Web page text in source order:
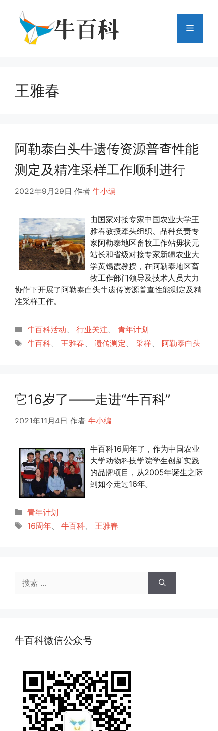
菜
王雅春
阿勒泰白头牛遗传资源普查性能
测定及精准采样工作顺利进行
2022年9月29日 作者 牛小编
由国家对接专家中国农业大学王
雅春教授牵头组织、品种负责专
家阿勒泰地区畜牧工作站毋状元
站长和省级对接专家新疆农业大
学黄锡霞教授，在阿勒泰地区畜
牧工作部门领导及技术人员大力
协作下开展了阿勒泰白头牛遗传资源普查性能测定及精
准采样工作。
分
类
牛百科活动、 行业关注、 青年计划
标
牛百科、 王雅春、 遗传测定、 采样、 阿勒泰白头
它16岁了——走进“牛百科”
2021年11月4日 作者 牛小编
牛百科16周年了，作为中国农业
大学动物科技学院学生创新实践
的品牌项目，从2005年诞生之际
到如今走过16年。
分
类
青年计划
标
16周年、 牛百科、 王雅春
索：
牛百科微信公众号